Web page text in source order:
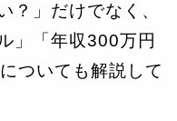
？」だけでなく、
」「年収300万円
ついても解説して